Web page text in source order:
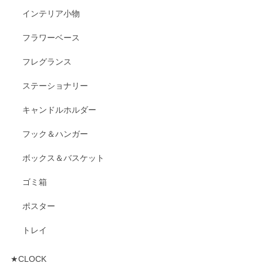
インテリア小物
フラワーベース
フレグランス
ステーショナリー
キャンドルホルダー
フック＆ハンガー
ボックス＆バスケット
ゴミ箱
ポスター
トレイ
★CLOCK